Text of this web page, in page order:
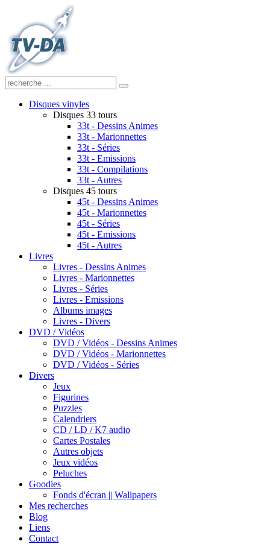
Disques vinyles
Disques 33 tours
33t - Dessins Animes
33t - Marionnettes
33t - Séries
33t - Emissions
33t - Compilations
33t - Autres
Disques 45 tours
45t - Dessins Animes
45t - Marionnettes
45t - Séries
45t - Emissions
45t - Autres
Livres
Livres - Dessins Animes
Livres - Marionnettes
Livres - Séries
Livres - Emissions
Albums images
Livres - Divers
DVD / Vidéos
DVD / Vidéos - Dessins Animes
DVD / Vidéos - Marionnettes
DVD / Vidéos - Séries
Divers
Jeux
Figurines
Puzzles
Calendriers
CD / LD / K7 audio
Cartes Postales
Autres objets
Jeux vidéos
Peluches
Goodies
Fonds d'écran || Wallpapers
Mes recherches
Blog
Liens
Contact